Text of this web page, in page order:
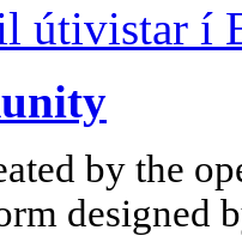
útivistar í
by the
designed